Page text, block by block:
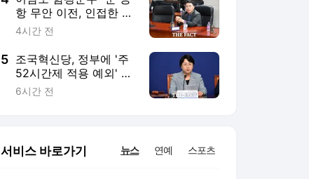
항 무안 이전, 인접한 함
평 소음피해 대책 마련
4시간 전
5 조국혁신당, 정부에 '주
52시간제 적용 예외' 철
회 촉구…"흥정 대상 아
6시간 전
서비스 바로가기 뉴스 연예 스포츠